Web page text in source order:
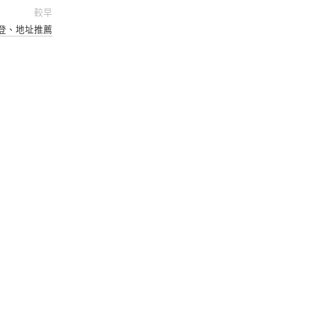
較早
、地址推薦